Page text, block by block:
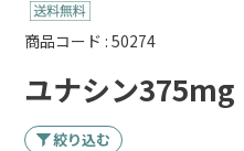
商品コード : 50274
ユナシン375mg
絞り込む